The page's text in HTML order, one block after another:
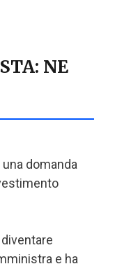
NE
domanda
e ha